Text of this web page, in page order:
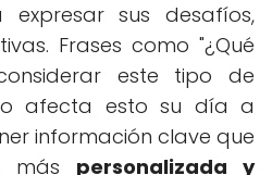
sus desafíos,
Frases como "¿Qué
este tipo de
afecta esto su día a
información clave que
más personalizada y